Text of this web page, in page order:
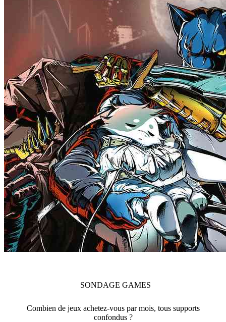
SONDAGE GAMES
Combien de jeux achetez-vous par mois, tous supports
confondus ?